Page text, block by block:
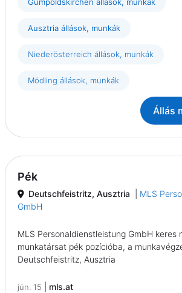
Gumpoldskirchen állások, munkák
Ausztria állások, munkák
Niederösterreich állások, munkák
Mödling állások, munkák
Állás
Pék
Deutschfeistritz, Ausztria
MLS
GmbH
MLS Personaldienstleistung GmbH keres
munkatársat pék pozícióba, a
Deutschfeistritz, Ausztria
jún. 15 mls.at